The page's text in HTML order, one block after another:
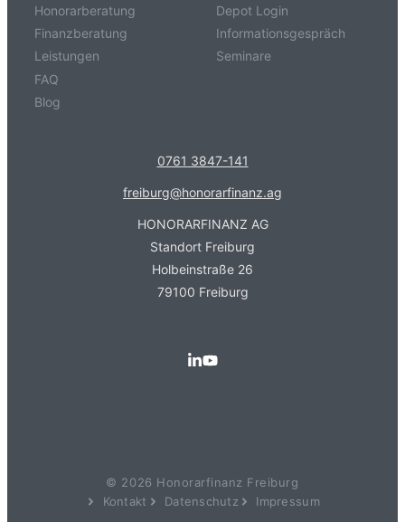
Honorarberatung
Finanzberatung
Leistungen
FAQ
Blog
Depot Login
Informationsgespräch
Seminare
0761 3847-141
freiburg@honorarfinanz.ag
HONORARFINANZ AG
Standort Freiburg
Holbeinstraße 26
79100 Freiburg
© 2026 Honorarfinanz Freiburg
Kontakt
Datenschutz Impressum100%
SEHR GUT